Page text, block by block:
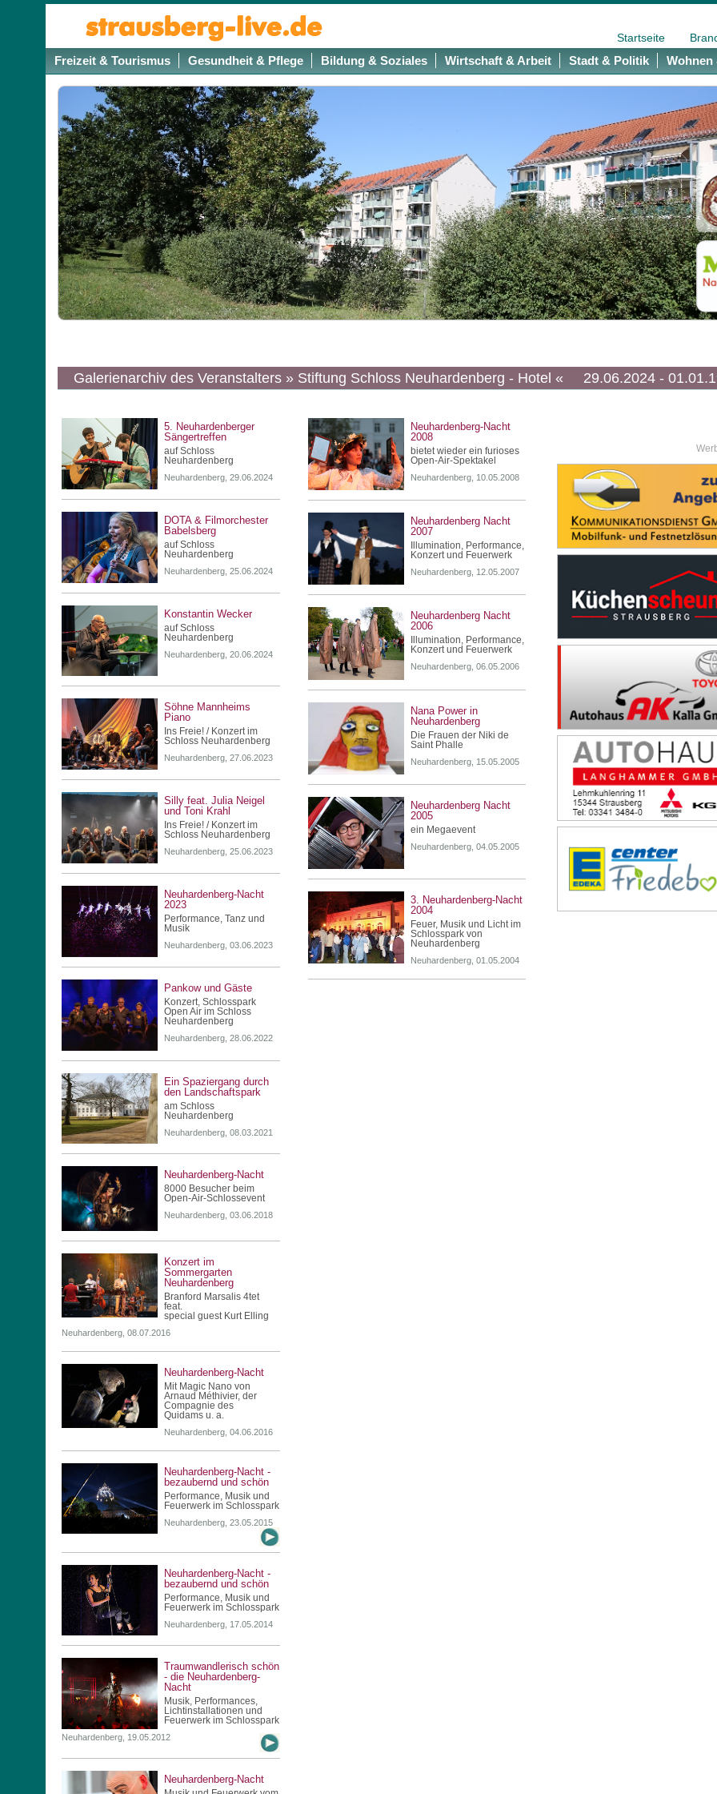
Startseite
Freizeit & Tourismus Gesundheit & Pflege Bildung & Soziales Wirtschaft & Arbeit Stadt & Politik Wohnen
Galerienarchiv des Veranstalters » Stiftung Schloss Neuhardenberg - Hotel « 29.06.2024 -
5. Neuhardenberger
Sängertreffen
auf Schloss
Neuhardenberg
Neuhardenberg, 29.06.2024
DOTA & Filmorchester
Babelsberg
auf Schloss
Neuhardenberg
Neuhardenberg, 25.06.2024
Konstantin Wecker
auf Schloss
Neuhardenberg
Neuhardenberg, 20.06.2024
Söhne Mannheims
Piano
Ins Freie! / Konzert im
Schloss Neuhardenberg
Neuhardenberg, 27.06.2023
Silly feat. Julia Neigel
und Toni Krahl
Ins Freie! / Konzert im
Schloss Neuhardenberg
Neuhardenberg, 25.06.2023
Neuhardenberg-Nacht
2023
Performance, Tanz und
Musik
Neuhardenberg, 03.06.2023
Pankow und Gäste
Konzert, Schlosspark
Open Air im Schloss
Neuhardenberg
Neuhardenberg, 28.06.2022
Ein Spaziergang durch
den Landschaftspark
am Schloss
Neuhardenberg
Neuhardenberg, 08.03.2021
Neuhardenberg-Nacht
8000 Besucher beim
Open-Air-Schlossevent
Neuhardenberg, 03.06.2018
Konzert im
Sommergarten
Neuhardenberg
Branford Marsalis 4tet
feat.
special guest Kurt Elling
Neuhardenberg, 08.07.2016
Neuhardenberg-Nacht
Mit Magic Nano von
Arnaud Méthivier, der
Compagnie des
Quidams u. a.
Neuhardenberg, 04.06.2016
Neuhardenberg-Nacht -
bezaubernd und schön
Performance, Musik und
Feuerwerk im Schlosspark
Neuhardenberg, 23.05.2015
Neuhardenberg-Nacht -
bezaubernd und schön
Performance, Musik und
Feuerwerk im Schlosspark
Neuhardenberg, 17.05.2014
Traumwandlerisch schön
- die Neuhardenberg-
Nacht
Musik, Performances,
Lichtinstallationen und
Feuerwerk im Schlosspark
Neuhardenberg, 19.05.2012
Neuhardenberg-Nacht
Neuhardenberg-Nacht
2008
bietet wieder ein furioses
Open-Air-Spektakel
Neuhardenberg, 10.05.2008
Neuhardenberg Nacht
2007
Illumination, Performance,
Konzert und Feuerwerk
Neuhardenberg, 12.05.2007
Neuhardenberg Nacht
2006
Illumination, Performance,
Konzert und Feuerwerk
Neuhardenberg, 06.05.2006
Nana Power in
Neuhardenberg
Die Frauen der Niki de
Saint Phalle
Neuhardenberg, 15.05.2005
Neuhardenberg Nacht
2005
ein Megaevent
Neuhardenberg, 04.05.2005
3. Neuhardenberg-Nacht
2004
Feuer, Musik und Licht im
Schlosspark von
Neuhardenberg
Neuhardenberg, 01.05.2004